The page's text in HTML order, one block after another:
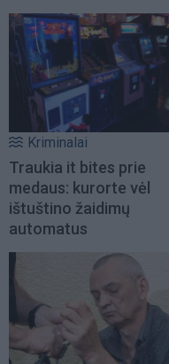
Kriminalai
Traukia it bites prie
medaus: kurorte vėl
ištuštino žaidimų
automatus